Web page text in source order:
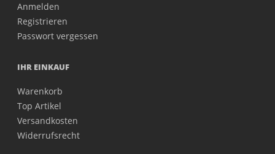
Anmelden
Registrieren
Passwort vergessen
IHR EINKAUF
Warenkorb
Top Artikel
Versandkosten
Widerrufsrecht